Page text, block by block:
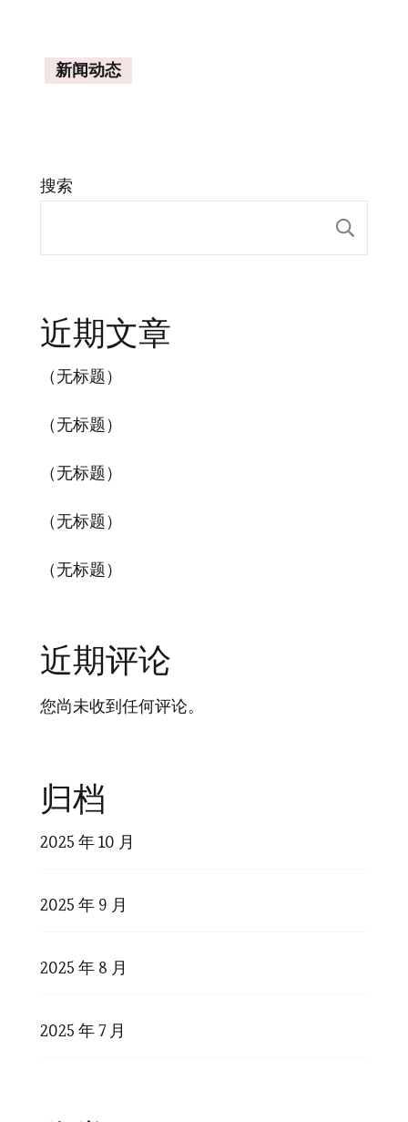
新闻动态
搜索
近期文章
（无标题）
（无标题）
（无标题）
（无标题）
（无标题）
近期评论
您尚未收到任何评论。
归档
2025 年 10 月
2025 年 9 月
2025 年 8 月
2025 年 7 月